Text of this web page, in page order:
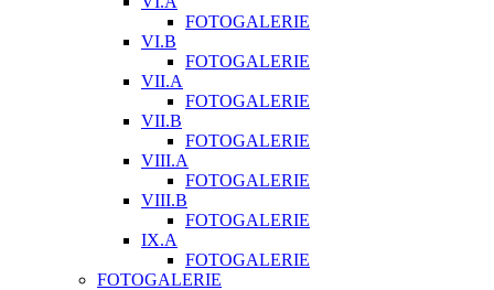
FOTOGALERIE
VI.B
FOTOGALERIE
VII.A
FOTOGALERIE
VII.B
FOTOGALERIE
VIII.A
FOTOGALERIE
VIII.B
FOTOGALERIE
IX.A
FOTOGALERIE
FOTOGALERIE